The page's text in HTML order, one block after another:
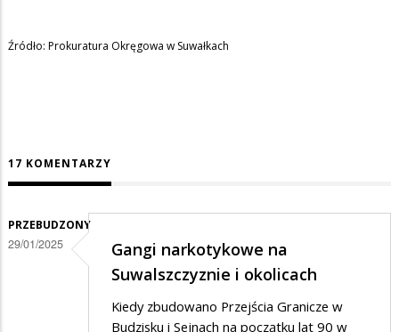
Źródło: Prokuratura Okręgowa w Suwałkach
17 KOMENTARZY
PRZEBUDZONY
29/01/2025
Gangi narkotykowe na
Suwalszczyznie i okolicach
Kiedy zbudowano Przejścia Granicze w
Budzisku i Sejnach na początku lat 90 w